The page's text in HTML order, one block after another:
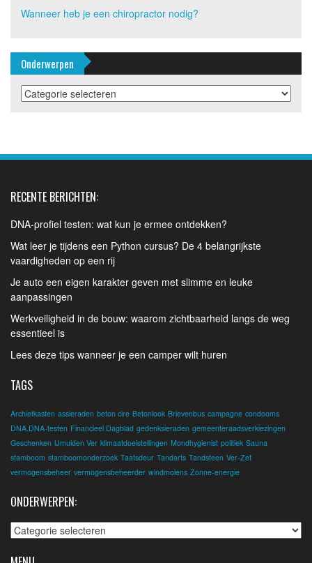
Wanneer heb je een chiropractor nodig?
Onderwerpen
Onderwerpen
RECENTE BERICHTEN:
DNA-profiel testen: wat kun je ermee ontdekken?
Wat leer je tijdens een Python cursus? De 4 belangrijkste
vaardigheden op een rij
Je auto een eigen karakter geven met slimme en leuke
aanpassingen
Werkveiligheid in de bouw: waarom zichtbaarheid langs de weg
essentieel is
Lees deze tips wanneer je een camper wilt huren
TAGS
Archiefkasten assieraden beton cire Betonlook Brievenbus campagne condooms
DNA.DNA-testen Financieel Dagblad gedenksieraden gemeenteraadsverkiezingen
Geschenken IJmuiden Ver klimaatdoelstellingen Mondhygienist politiek Sauna
stamboom stamboomonderzoek Taatsdeur Tandarts Tandsteen Ver-Zet
vermogensbeheer vermogensbeheerder windmolens Zonne-energie
ONDERWERPEN:
Onderwerpen: